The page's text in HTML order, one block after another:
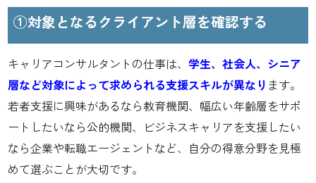
①対象となるクライアント層を確認する
キャリアコンサルタントの仕事は、 学生、社会人、シニア
層など対象によって求められる支援スキルが異なり ます。
若者支援に興味があるなら教育機関、幅広い年齢層をサポ
ートしたいなら公的機関、ビジネスキャリアを支援したい
なら企業や転職エージェントなど、自分の得意分野を見極
めて選ぶことが大切です。